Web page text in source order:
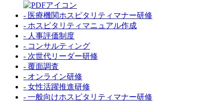
- 医療機関ホスピタリティマナー研修
- ホスピタリティマニュアル作成
- 人事評価制度
- コンサルティング
- 次世代リーダー研修
- 覆面調査
- オンライン研修
- 女性活躍推進研修
- 一般向けホスピタリティマナー研修